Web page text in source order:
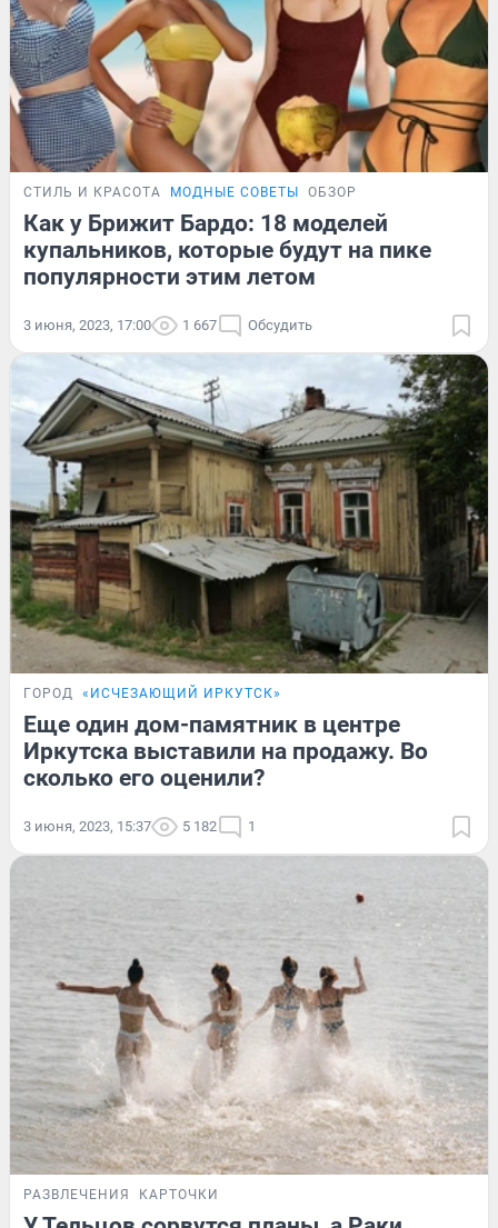
СТИЛЬ И КРАСОТА МОДНЫЕ СОВЕТЫ ОБЗОР
Как у Брижит Бардо: 18 моделей
купальников, которые будут на пике
популярности этим летом
3 июня, 2023, 17:00 1 667 Обсудить
ГОРОД «ИСЧЕЗАЮЩИЙ ИРКУТСК»
Еще один дом-памятник в центре
Иркутска выставили на продажу. Во
сколько его оценили?
3 июня, 2023, 15:37 5 182 1
РАЗВЛЕЧЕНИЯ КАРТОЧКИ